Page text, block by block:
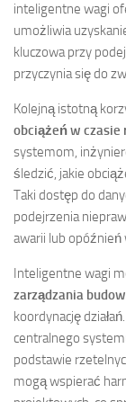
inteligentne wagi
umożliwia
kluczowa przy
przyczynia się do
Kolejną istotną
obciążeń w czasie
systemom,
śledzić, jakie
Taki dostęp do
podejrzenia
awarii lub opóźnień
Inteligentne wagi
zarządzania
koordynację
centralnego
podstawie
mogą wspierać